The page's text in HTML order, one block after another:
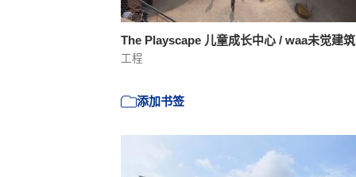
The Playscape 儿童成长中心 / waa未觉建筑
工程
添加书签